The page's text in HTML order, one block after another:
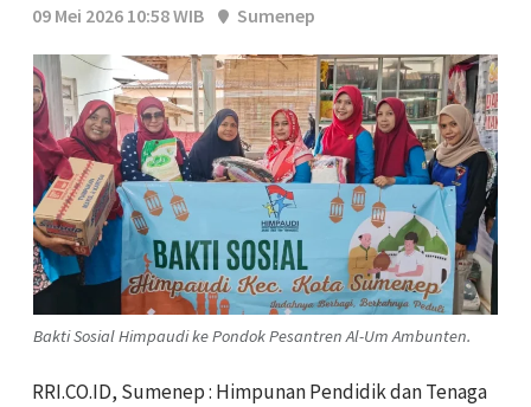
09 Mei 2026 10:58 WIB
Sumenep
Bakti Sosial Himpaudi ke Pondok Pesantren Al-Um Ambunten.
RRI.CO.ID, Sumenep : Himpunan Pendidik dan Tenaga